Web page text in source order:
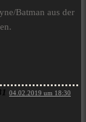
Batman aus der
04.02.2019 um 18:30